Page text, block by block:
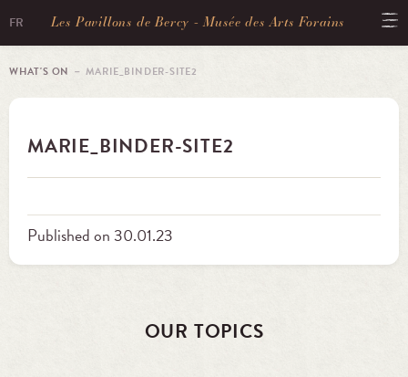
FR Les Pavillons de Bercy - Musée des Arts Forains
WHAT'S ON － MARIE_BINDER-SITE2
MARIE_BINDER-SITE2
Published on 30.01.23
OUR TOPICS